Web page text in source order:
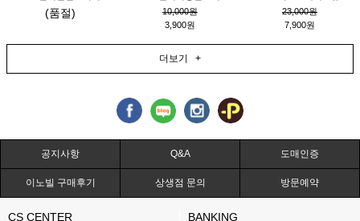
(품절)
10,000원
3,900원
23,000원
7,900원
더보기 +
공지사항 Q&A 도매인증
이노빌 구매후기 상생점 문의 방문예약
CS CENTER BANKING